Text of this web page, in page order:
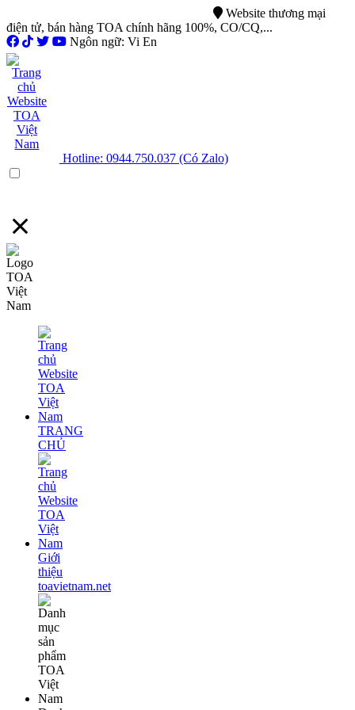
Website thương mại
điện tử, bán hàng TOA chính hãng 100%, CO/CQ,...
Ngôn ngữ: Vi En
Hotline: 0944.750.037 (Có Zalo)
TRANG
CHỦ
Giới
thiệu
toavietnam.net